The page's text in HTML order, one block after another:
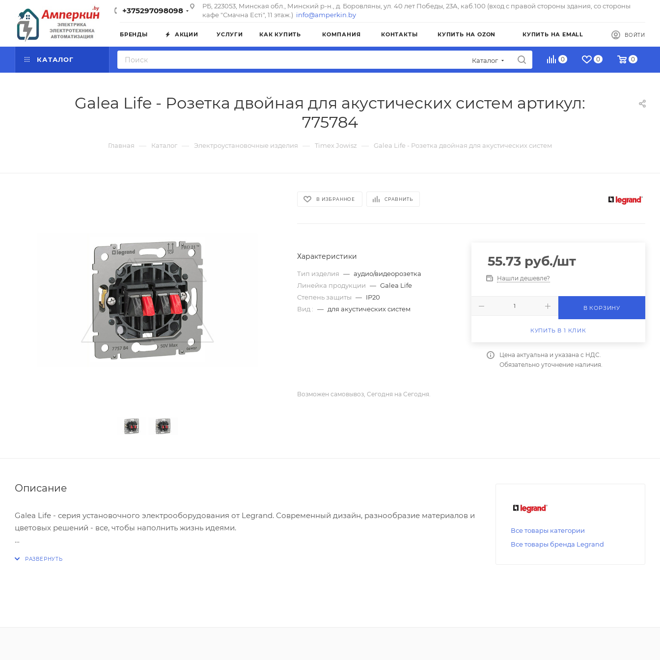
+375297098098
РБ, 223053, Минская обл., Минский р-н., д. Боровляны, ул. 40 лет Победы, 23А, каб.100 (вход с правой стороны здания, со стороны
кафе "Смачна Естi", 11 этаж.) info@amperkin.by
БРЕНДЫ АКЦИИ УСЛУГИ КАК КУПИТЬ КОМПАНИЯ КОНТАКТЫ КУПИТЬ НА OZON КУПИТЬ НА EMALL ВОЙТИ
КАТАЛОГ Каталог 0 0 0
Galea Life - Розетка двойная для акустических систем артикул:
775784
Главная — Каталог — Электроустановочные изделия — Timex Jowisz — Galea Life - Розетка двойная для акустических систем
В ИЗБРАННОЕ СРАВНИТЬ
Характеристики
Тип изделия — аудио/видеорозетка
Линейка продукции — Galea Life
Степень защиты — IP20
Вид : — для акустических систем
55.73руб./шт
Нашли дешевле?
В КОРЗИНУ
КУПИТЬ В 1 КЛИК
Цена актуальна и указана с НДС.
Обязательно уточнение наличия.
Возможен самовывоз, Сегодня на Сегодня.
Описание
Galea Life - серия установочного электрооборудования от Legrand. Современный дизайн, разнообразие материалов и
цветовых решений - все, чтобы наполнить жизнь идеями.
Все товары категории
Все товары бренда Legrand